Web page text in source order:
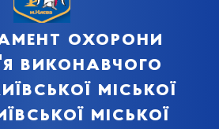
охорони
виконавчого
міської
міської